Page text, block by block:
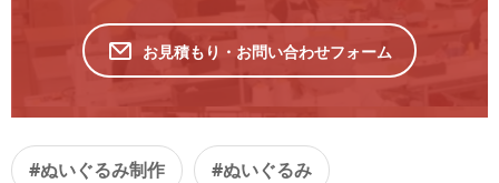
お見積もり・お問い合わせフォーム
#ぬいぐるみ制作 #ぬいぐるみ